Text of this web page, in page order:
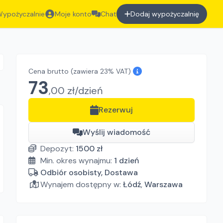
Moje konto Chat Dodaj wypożyczalnię
Cena brutto (zawiera 23% VAT)
73,00 zł/dzień
Rezerwuj
Wyślij wiadomość
Depozyt: 1500 zł
Min. okres wynajmu: 1 dzień
Odbiór osobisty, Dostawa
Wynajem dostępny w: Łódź,Warszawa